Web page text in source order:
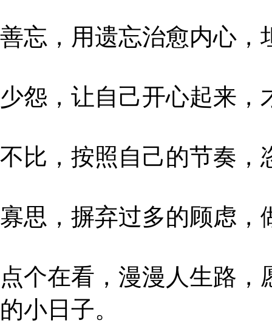
善忘，用遗忘治愈内心，
少怨，让自己开心起来，
不比，按照自己的节奏，
寡思，摒弃过多的顾虑，
点个在看，漫漫人生路
的小日子。